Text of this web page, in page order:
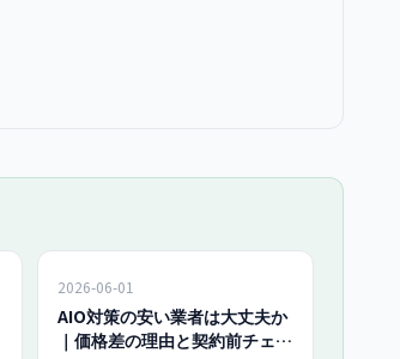
2026-06-01
AIO対策の安い業者は大丈夫か
｜価格差の理由と契約前チェッ